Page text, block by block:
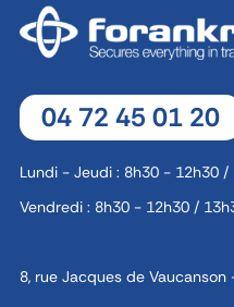
04 72 45 01 20
Lundi - Jeudi : 8h30 - 12h30
Vendredi : 8h30 - 12h30 /
8, rue Jacques de Vaucanson